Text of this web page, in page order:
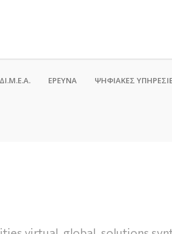
ΔΙ.Μ.Ε.Α. ΕΡΕΥΝΑ ΨΗΦΙΑΚΈΣ